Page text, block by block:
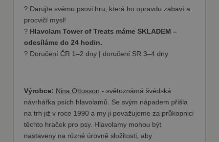
? Darujte svému psovi hru, která ho opravdu zabaví a
procvičí mysl!
? Hlavolam Tower of Treats máme SKLADEM –
odesíláme do 24 hodin.
? Doručení ČR 1–2 dny | doručení SR 3–4 dny
Výrobce: Nina Ottosson - světoznámá švédská
návrhářka psích hlavolamů. Se svým nápadem přišla
na trh již v roce 1990 a my ji považujeme za průkopnici
těchto hraček pro psy. Hlavolamy mohou být
nastaveny na různé úrovně složitosti, aby
cookie.